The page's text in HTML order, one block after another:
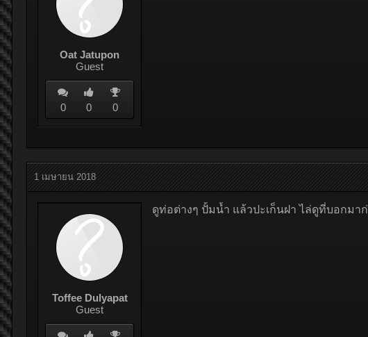
Oat Jatupon
Guest
0 0 0
1 เมษายน 2018
Toffee Dulyapat
Guest
ดูท่อต่างๆ ปั้มน้ำ แล้วปะเก็นฝา ไล่ดูที่บอกมา